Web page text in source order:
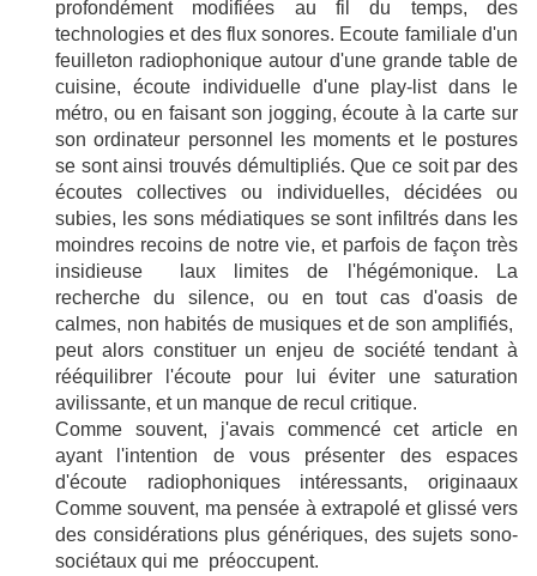
profondément modifiées au fil du temps, des
technologies et des flux sonores. Ecoute familiale d'un
feuilleton radiophonique autour d'une grande table de
cuisine, écoute individuelle d'une play-list dans le
métro, ou en faisant son jogging, écoute à la carte sur
son ordinateur personnel les moments et le postures
se sont ainsi trouvés démultipliés. Que ce soit par des
écoutes collectives ou individuelles, décidées ou
subies, les sons médiatiques se sont infiltrés dans les
moindres recoins de notre vie, et parfois de façon très
insidieuse laux limites de l'hégémonique. La
recherche du silence, ou en tout cas d'oasis de
calmes, non habités de musiques et de son amplifiés,
peut alors constituer un enjeu de société tendant à
rééquilibrer l'écoute pour lui éviter une saturation
avilissante, et un manque de recul critique.
Comme souvent, j'avais commencé cet article en
ayant l'intention de vous présenter des espaces
d'écoute radiophoniques intéressants, originaaux
Comme souvent, ma pensée à extrapolé et glissé vers
des considérations plus génériques, des sujets sono-
sociétaux qui me préoccupent.